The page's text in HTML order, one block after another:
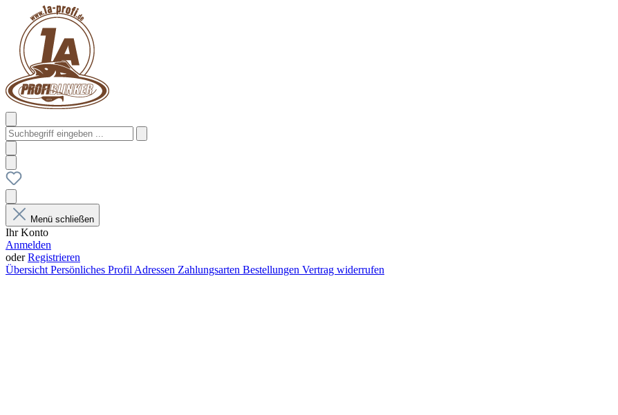
Menü schließen
Ihr Konto
Anmelden
oderRegistrieren
Übersicht Persönliches Profil Adressen Zahlungsarten Bestellungen Vertrag widerrufen